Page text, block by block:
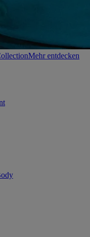
Mehr entdecken